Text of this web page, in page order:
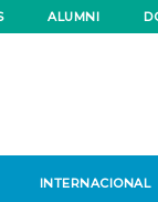
ALUMNI
INTERNACIONAL